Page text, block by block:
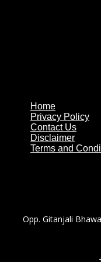
Home
Privacy Policy
Contact Us
Disclaimer
Terms and
Opp. Gitanjali